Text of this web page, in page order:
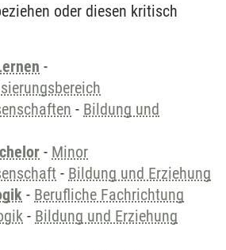
oder diesen kritisch
-
- Bildung und
- Minor
- Bildung und Erziehung
- Berufliche Fachrichtung
- Bildung und Erziehung